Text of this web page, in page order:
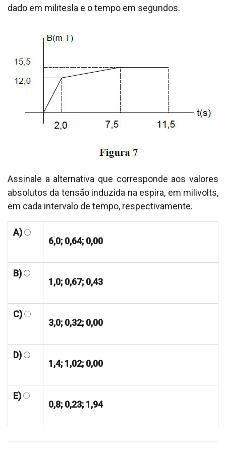
dado em militesla e o tempo em segundos.
Assinale a alternativa que corresponde aos valores
absolutos da tensão induzida na espira, em milivolts,
em cada intervalo de tempo, respectivamente.
A)
6,0; 0,64; 0,00
B)
1,0; 0,67; 0,43
C)
3,0; 0,32; 0,00
D)
1,4; 1,02; 0,00
E)
0,8; 0,23; 1,94